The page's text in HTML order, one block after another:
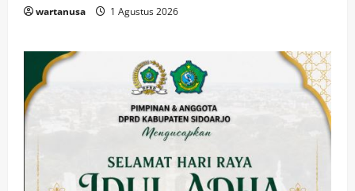
wartanusa 1 Agustus 2026